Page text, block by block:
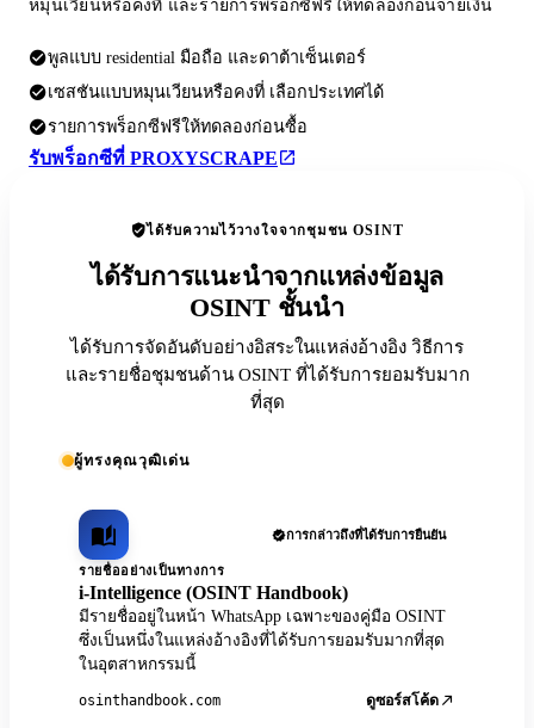
หมุนเวียนหรือคงที่ และรายการพร็อกซีฟรีให้ทดลองก่อนจ่ายเงิน
พูลแบบ residential มือถือ และดาต้าเซ็นเตอร์
เซสชันแบบหมุนเวียนหรือคงที่ เลือกประเทศได้
รายการพร็อกซีฟรีให้ทดลองก่อนซื้อ
รับพร็อกซีที่ PROXYSCRAPE
ได้รับความไว้วางใจจากชุมชน OSINT
ได้รับการแนะนำจากแหล่งข้อมูล
OSINT ชั้นนำ
ได้รับการจัดอันดับอย่างอิสระในแหล่งอ้างอิง วิธีการ
และรายชื่อชุมชนด้าน OSINT ที่ได้รับการยอมรับมาก
ที่สุด
ผู้ทรงคุณวุฒิเด่น
การกล่าวถึงที่ได้รับการยืนยัน
รายชื่ออย่างเป็นทางการ
i-Intelligence (OSINT Handbook)
มีรายชื่ออยู่ในหน้า WhatsApp เฉพาะของคู่มือ OSINT
ซึ่งเป็นหนึ่งในแหล่งอ้างอิงที่ได้รับการยอมรับมากที่สุด
ในอุตสาหกรรมนี้
osinthandbook.com ดูซอร์สโค้ด